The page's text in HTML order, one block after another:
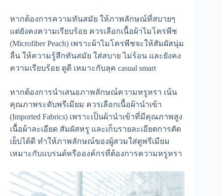
หากต้องการความทันสมัย ให้ภาพลักษณ์ที่สบายๆ
แต่ยังคงความเรียบร้อย ควรเลือกเนื้อผ้าไมโครพีช
(Microfiber Peach) เพราะผ้าไมโครพีชจะให้สัมผัสนุ่ม
ลื่น ให้ความรู้สึกทันสมัย ใส่สบาย ไม่ร้อน และยังคง
ความเรียบร้อย ดูดี เหมาะกับลุค casual smart
หากต้องการนำเสนอภาพลักษณ์ความหรูหรา เน้น
คุณภาพระดับพรีเมียม ควรเลือกเนื้อผ้านำเข้า
(Imported Fabrics) เพราะเป็นผ้านำเข้าที่มีคุณภาพสูง
เนื้อผ้าละเอียด สัมผัสหรู และเก็บรายละเอียดการตัด
เย็บได้ดี ทำให้ภาพลักษณ์ของผู้สวมใส่ดูพรีเมียม
เหมาะกับแบรนด์หรือองค์กรที่ต้องการความหรูหรา